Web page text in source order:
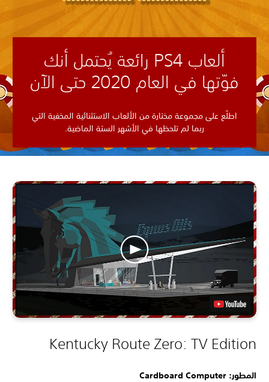
ألعاب PS4 رائعة يُحتمل أنك
فوّتها في العام 2020 حتى الآن
اطلّع على مجموعة مختارة من الألعاب الاستثنائية المخفية التي
ربما لم تلحظها في الأشهر الستة الماضية.
Kentucky Route Zero: TV Edition
المطور: Cardboard Computer